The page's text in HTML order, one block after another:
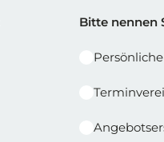
Reihe 2 |
Bitte nennen